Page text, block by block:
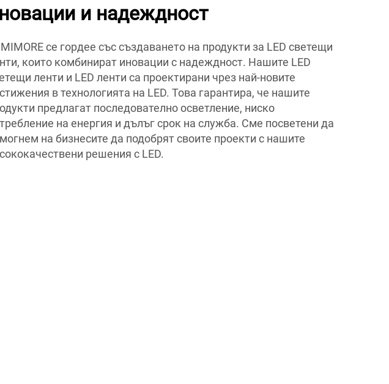
и надеждност
се гордее със създаването на продукти за LED светещи
които комбинират иновации с надеждност. Нашите LED
ленти и LED ленти са проектирани чрез най-новите
в технологията на LED. Това гарантира, че нашите
предлагат последователно осветление, ниско
на енергия и дълъг срок на служба. Сме посветени да
на бизнесите да подобрят своите проекти с нашите
решения с LED.